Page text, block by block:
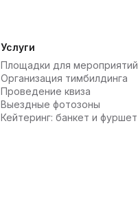
Услуги
Площадки для мероприятий
Организация тимбилдинга
Проведение квиза
Выездные фотозоны
Кейтеринг: банкет и фуршет